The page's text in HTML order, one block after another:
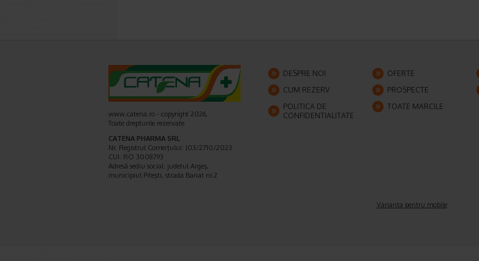
www.catena.ro - copyright 2026,
Toate drepturile rezervate
CATENA PHARMA SRL
Nr. Registrul Comerţului: J03/2710/2023
CUI: RO 3008793
Adresă sediu social: judetul Argeş,
municipiul Piteşti, strada Banat nr.2
DESPRE NOI OFERTE
CUM REZERV
PROSPECTE
POLITICA DE
CONFIDENTIALITATE
TOATE MARCILE
Varianta pentru mobile